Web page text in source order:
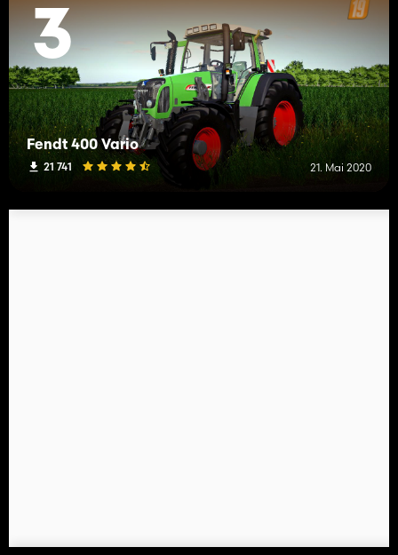
3
Fendt 400 Vario
21 741 21. Mai 2020